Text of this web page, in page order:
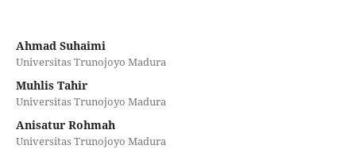
Ahmad Suhaimi
Universitas Trunojoyo Madura
Muhlis Tahir
Universitas Trunojoyo Madura
Anisatur Rohmah
Universitas Trunojoyo Madura